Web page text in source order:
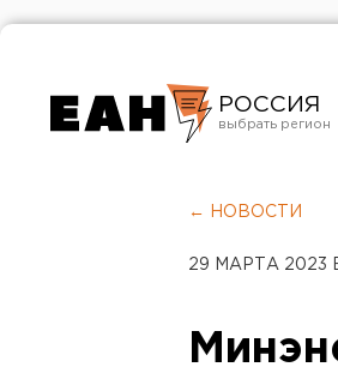
РОССИЯ
Челябинск
← НОВОСТИ
29 МАРТА 2023